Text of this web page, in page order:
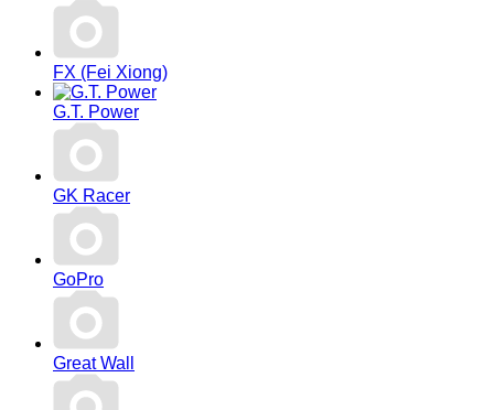
FX (Fei Xiong)
G.T. Power
GK Racer
GoPro
Great Wall